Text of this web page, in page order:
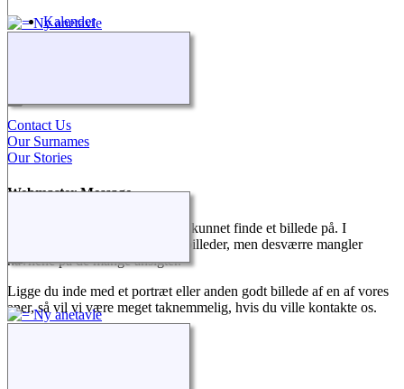
Kalender
Alle medier
Contact Us
Our Surnames
Our Stories
Webmaster Message
Mange af vores aner har vi ikke kunnet finde et billede på. I
familiens arkiver findes mange billeder, men desværre mangler
navnene på de mange ansigter.
Ligge du inde med et portræt eller anden godt billede af en af vores
aner, så vil vi være meget taknemmelig, hvis du ville kontakte os.